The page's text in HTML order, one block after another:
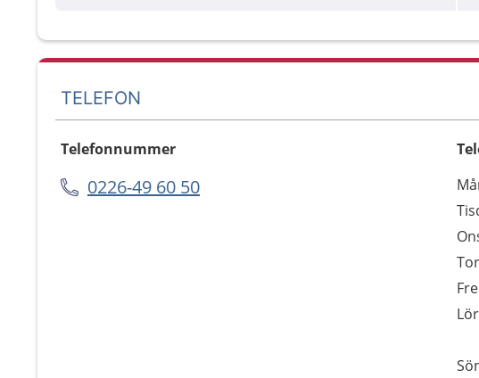
TELEFON
Telefonnummer
0226-49 60 50